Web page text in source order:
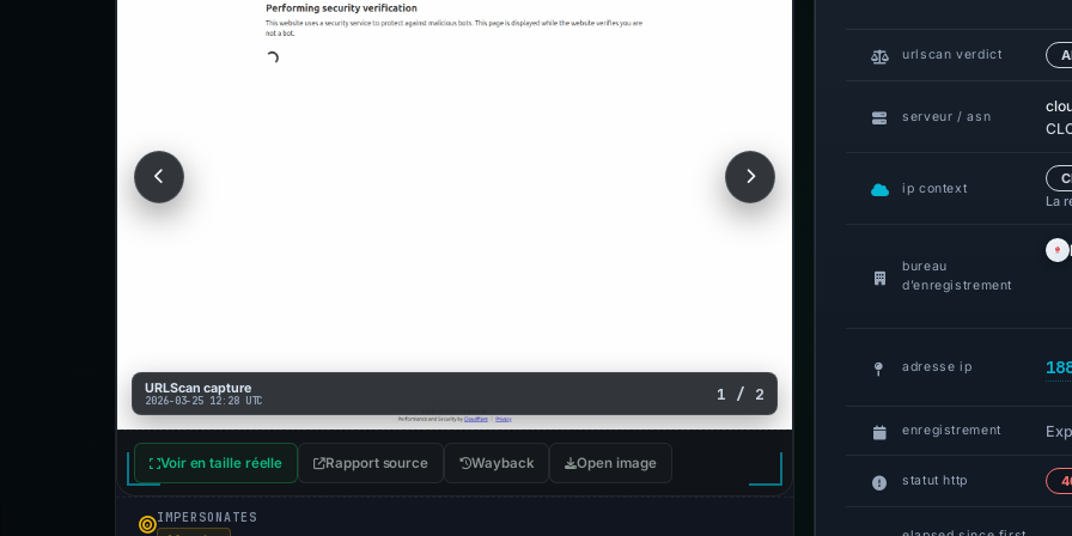
URLScan capture
2026-03-25 12:28 UTC 1 / 2
Voir en taille réelle Rapport source Wayback Open image
IMPERSONATES
urlscan verdict
serveur / asn
ip context
La
bureau
d’enregistrement
adresse ip
enregistrement
statut http